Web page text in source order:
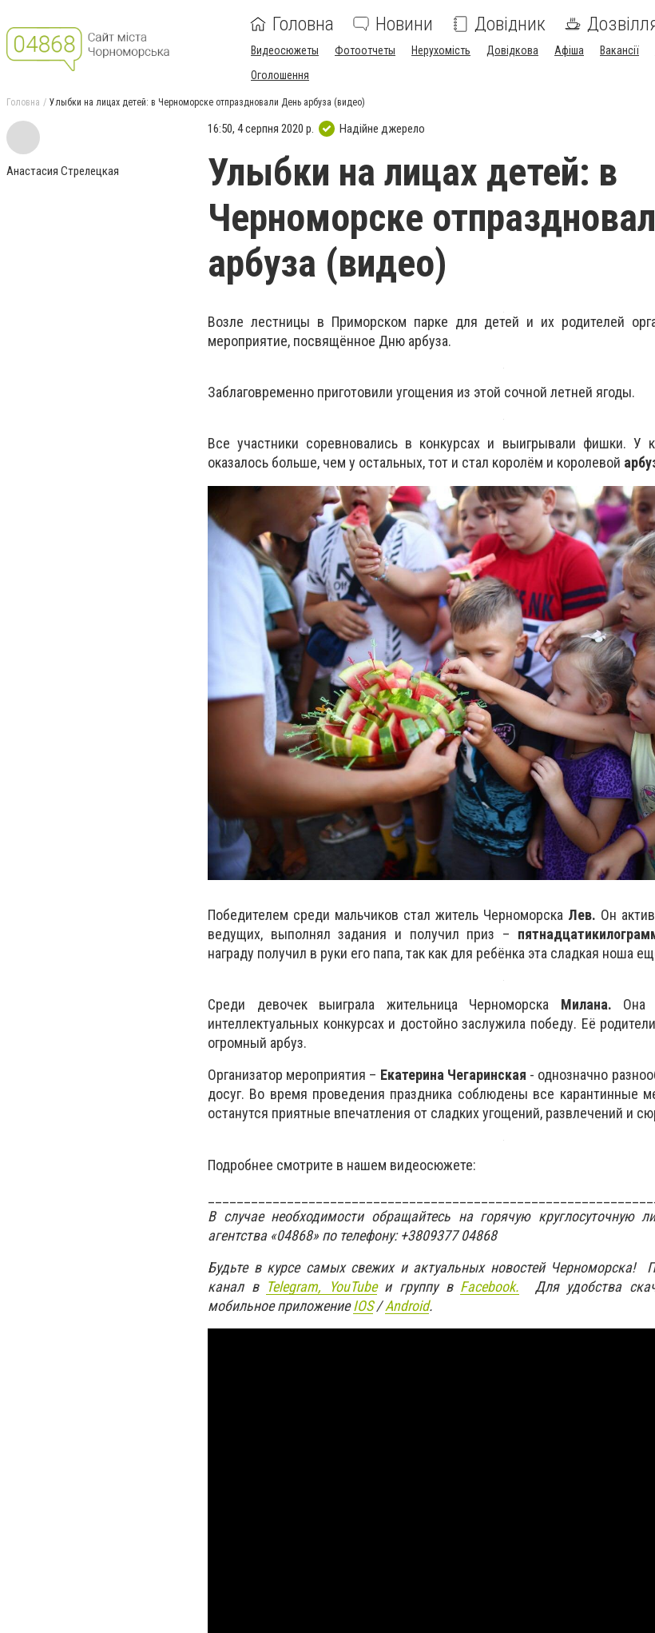
Головна Новини Довідник
Видеосюжеты Фотоотчеты Нерухомість Довідкова Афіша Вакансії
Оголошення
Головна Улыбки на лицах детей: в Черноморске отпраздновали День арбуза (видео)
Анастасия Стрелецкая
16:50, 4 серпня 2020 р. Надійне джерело
Улыбки на лицах детей: в
Черноморске
арбуза (видео)
Возле лестницы в Приморском парке для детей и их родителей
мероприятие, посвящённое Дню арбуза.
Заблаговременно приготовили угощения из этой сочной летней ягоды.
Все участники соревновались в конкурсах и выигрывали фишки. У
оказалось больше, чем у остальных, тот и стал королём и королевой
Победителем среди мальчиков стал житель Черноморска Лев. Он
ведущих, выполнял задания и получил приз –
награду получил в руки его папа, так как для ребёнка эта сладкая ноша
Среди девочек выиграла жительница Черноморска Милана. Она
интеллектуальных конкурсах и достойно заслужила победу. Её
огромный арбуз.
Организатор мероприятия – Екатерина Чегаринская - однозначно
досуг. Во время проведения праздника соблюдены все карантинные
останутся приятные впечатления от сладких угощений, развлечений и
Подробнее смотрите в нашем видеосюжете:
В случае необходимости обращайтесь на горячую круглосуточную
агентства «04868» по телефону: +3809377 04868
Будьте в курсе самых свежих и актуальных новостей Черноморска!
канал в Telegram, YouTubeи группу в Facebook. Для удобства
мобильное приложениеIOS/Android.